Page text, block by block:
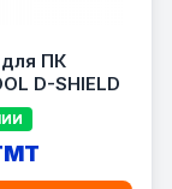
ПК
D-SHIELD